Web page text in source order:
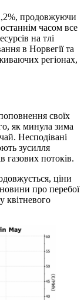
продовжуючи
часом все
на тлі
в Норвегії та
регіонах,
своїх
як минула зима
Несподівані
зусилля
газових потоків.
ціни
про перебої
квітневого